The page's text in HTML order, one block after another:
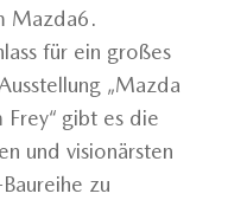
Mazda6.
für ein großes
„Mazda
gibt es die
und visionärsten
zu